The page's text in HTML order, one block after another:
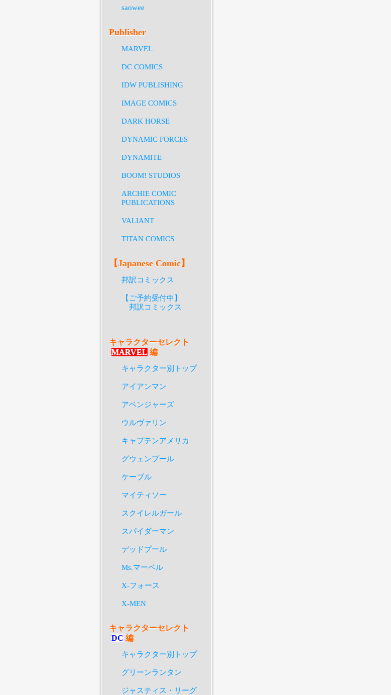
saowee
Publisher
MARVEL
DC COMICS
IDW PUBLISHING
IMAGE COMICS
DARK HORSE
DYNAMIC FORCES
DYNAMITE
BOOM! STUDIOS
ARCHIE COMIC
PUBLICATIONS
VALIANT
TITAN COMICS
【Japanese Comic】
邦訳コミックス
【ご予約受付中】
邦訳コミックス
キャラクターセレクト
MARVEL 編
キャラクター別トップ
アイアンマン
アベンジャーズ
ウルヴァリン
キャプテンアメリカ
グウェンプール
ケーブル
マイティソー
スクイレルガール
スパイダーマン
デッドプール
Ms.マーベル
X-フォース
X-MEN
キャラクターセレクト
DC 編
キャラクター別トップ
グリーンランタン
ジャスティス・リーグ